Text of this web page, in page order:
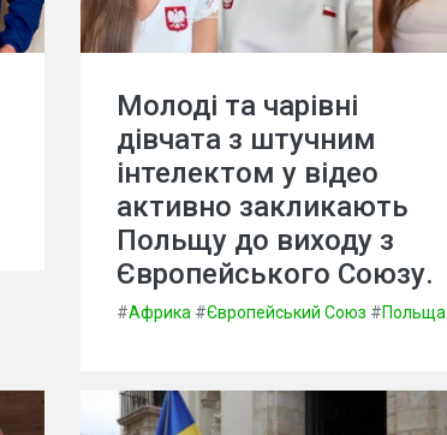
Молоді та чарівні
дівчата з штучним
інтелектом у відео
активно закликають
Польщу до виходу з
Європейського Союзу.
#Африка #Європейський Союз #Польща